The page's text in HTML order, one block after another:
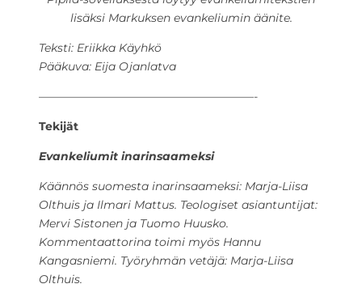
lisäksi Markuksen evankeliumin äänite.
Teksti: Eriikka Käyhkö
Pääkuva: Eija Ojanlatva
———————————————————-
Tekijät
Evankeliumit inarinsaameksi
Käännös suomesta inarinsaameksi: Marja-Liisa
Olthuis ja Ilmari Mattus. Teologiset asiantuntijat:
Mervi Sistonen ja Tuomo Huusko.
Kommentaattorina toimi myös Hannu
Kangasniemi. Työryhmän vetäjä: Marja-Liisa
Olthuis.